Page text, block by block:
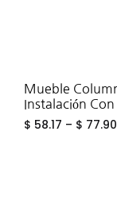
Mueble
Instalación
$ 58.17 – $ 77.90